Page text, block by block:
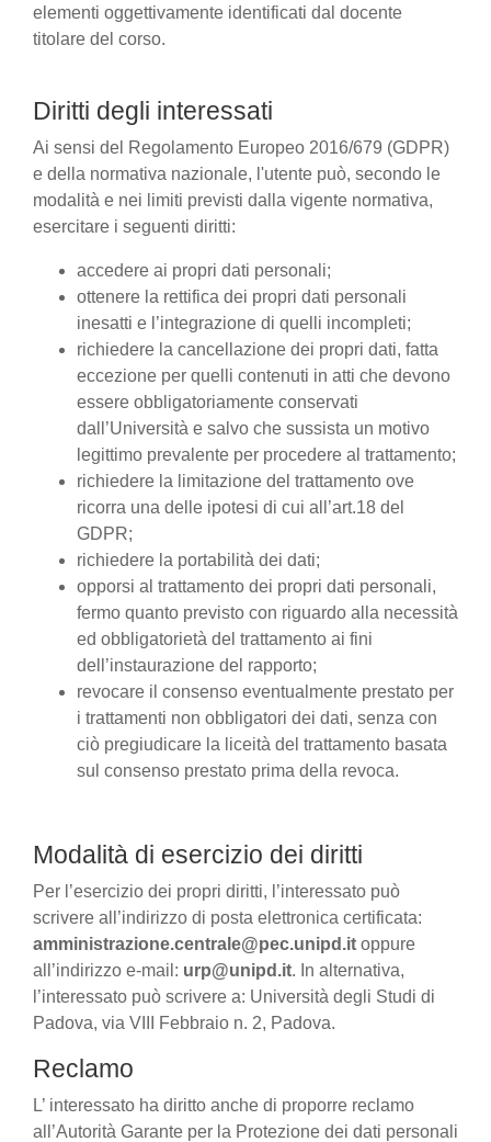
elementi oggettivamente identificati dal docente
titolare del corso.
Diritti degli interessati
Ai sensi del Regolamento Europeo 2016/679 (GDPR)
e della normativa nazionale, l'utente può, secondo le
modalità e nei limiti previsti dalla vigente normativa,
esercitare i seguenti diritti:
accedere ai propri dati personali;
ottenere la rettifica dei propri dati personali
inesatti e l’integrazione di quelli incompleti;
richiedere la cancellazione dei propri dati, fatta
eccezione per quelli contenuti in atti che devono
essere obbligatoriamente conservati
dall’Università e salvo che sussista un motivo
legittimo prevalente per procedere al trattamento;
richiedere la limitazione del trattamento ove
ricorra una delle ipotesi di cui all’art.18 del
GDPR;
richiedere la portabilità dei dati;
opporsi al trattamento dei propri dati personali,
fermo quanto previsto con riguardo alla necessità
ed obbligatorietà del trattamento ai fini
dell’instaurazione del rapporto;
revocare il consenso eventualmente prestato per
i trattamenti non obbligatori dei dati, senza con
ciò pregiudicare la liceità del trattamento basata
sul consenso prestato prima della revoca.
Modalità di esercizio dei diritti
Per l’esercizio dei propri diritti, l’interessato può
scrivere all’indirizzo di posta elettronica certificata:
amministrazione.centrale@pec.unipd.it oppure
all’indirizzo e-mail: urp@unipd.it. In alternativa,
l’interessato può scrivere a: Università degli Studi di
Padova, via VIII Febbraio n. 2, Padova.
Reclamo
L’ interessato ha diritto anche di proporre reclamo
all’Autorità Garante per la Protezione dei dati personali